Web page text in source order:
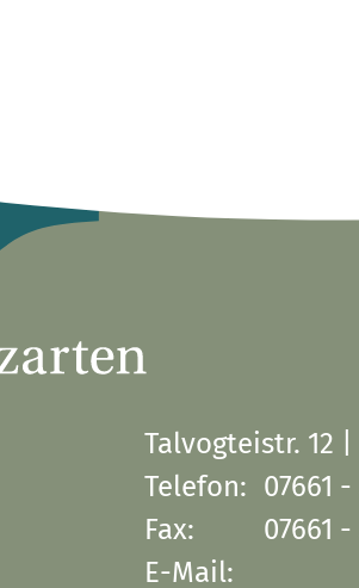
Talvogteistr. 12
Telefon: 07661
Fax:
07661
E-Mail: